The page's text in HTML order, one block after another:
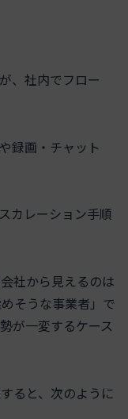
、社内でフロー
録画・チャット
カレーション手順
社から見えるのは
そうな事業者」で
が一変するケース
ると、次のように